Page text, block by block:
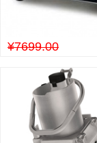
¥7699.00